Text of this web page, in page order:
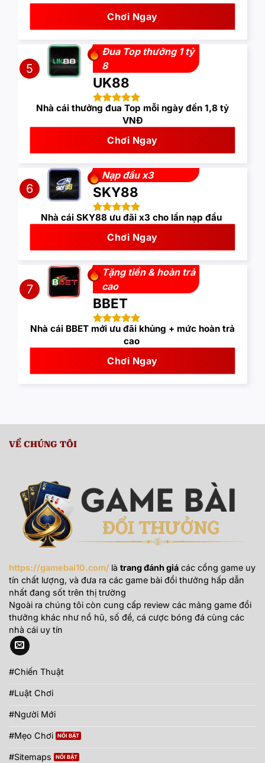
Chơi Ngay
5
Đua Top thưởng 1 tỷ
8
UK88
Nhà cái thưởng đua Top mỗi ngày đến 1,8 tỷ
VNĐ
Chơi Ngay
6
Nạp đầu x3
SKY88
Nhà cái SKY88 ưu đãi x3 cho lần nạp đầu
Chơi Ngay
7
Tặng tiền & hoàn trả
cao
BBET
Nhà cái BBET mới ưu đãi khủng + mức hoàn trả
cao
Chơi Ngay
VỀ CHÚNG TÔI
https://gamebai10.com/ là trang đánh giá các cổng game uy
tín chất lượng, và đưa ra các game bài đổi thưởng hấp dẫn
nhất đang sốt trên thị trường
Ngoài ra chúng tôi còn cung cấp review các mảng game đổi
thưởng khác như nổ hũ, số đề, cá cược bóng đá cùng các
nhà cái uy tín
#Chiến Thuật
#Luật Chơi
#Người Mới
#Mẹo Chơi
#Sitemaps